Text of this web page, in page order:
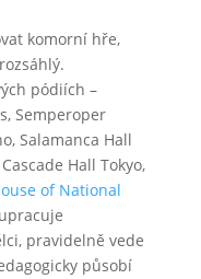
komorní hře,
pódiích –
Semperoper
Salamanca Hall
Hall Tokyo,
of National
pravidelně vede
působí